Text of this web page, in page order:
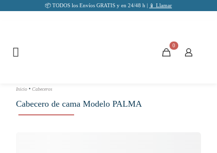
📦 TODOS los Envíos GRATIS y en 24/48 h | 📱 Llamar
0
Inicio • Cabeceros
Cabecero de cama Modelo PALMA